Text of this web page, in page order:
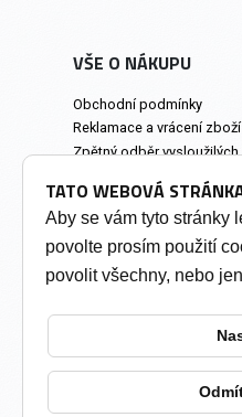
VŠE O NÁKUPU
Obchodní podmínky
Reklamace a vrácení zboží
Zpětný odběr vysloužilých
Prodejna a osobní odběr
INFORMACE
Změnit nastavení cookies
TATO WEBOVÁ
Aby se vám tyto stránky
povolte prosím použití
povolit všechny, nebo